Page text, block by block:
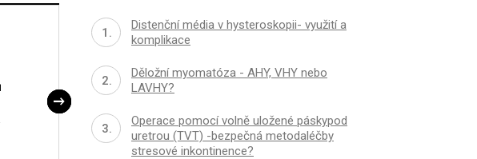
ČLÁNEK
Ultrazvukem vedená cílená
laparoskopickáischemizace
Distenční média v hysteroskopii- využití a
komplikace
Děložní myomatóza - AHY, VHY nebo
LAVHY?
Operace pomocí volně uložené páskypod
uretrou (TVT) -bezpečná metodaléčby
stresové inkontinence?